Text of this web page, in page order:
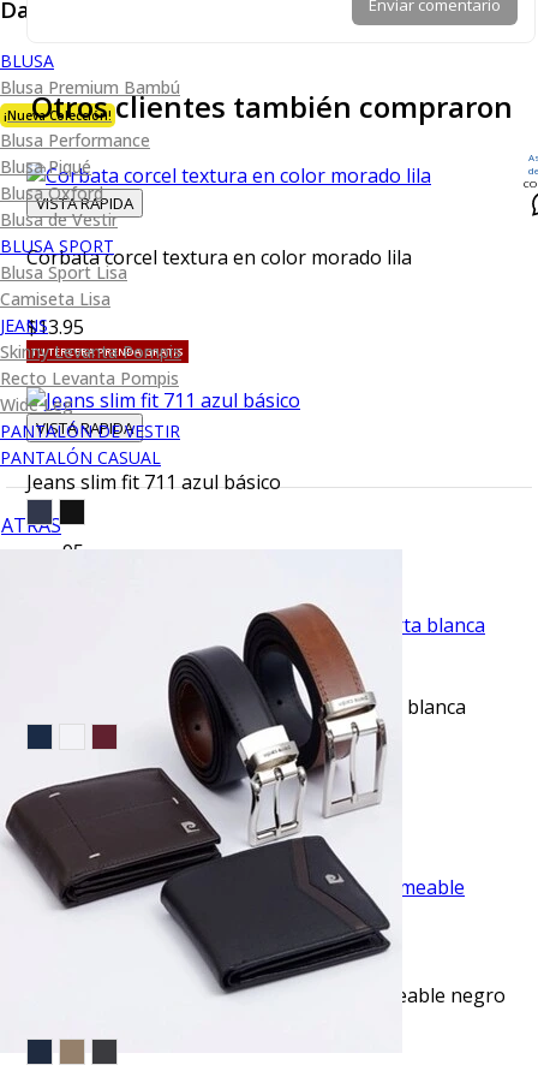
Dama
BLUSA
Blusa Premium Bambú
¡Nueva Colección!
Blusa Performance
Blusa Piqué
Blusa Oxford
Blusa de Vestir
BLUSA SPORT
Blusa Sport Lisa
Camiseta Lisa
JEANS
Skinny Levanta Pompis
Recto Levanta Pompis
Wide Leg
PANTALÓN DE VESTIR
PANTALÓN CASUAL
ATRÁS
Enviar comentario
Otros clientes también compraron
VISTA RAPIDA
Corbata corcel textura en color morado lila
$13.95
TU TERCERA PRENDA GRATIS
VISTA RAPIDA
Jeans slim fit 711 azul básico
$51.95
Camiseta cuello redondo lisa manga corta blanca
$10.99
$17.95
EVENTO ESPECIAL
Pantalón de vestir slim fit stretch impermeable negro
de